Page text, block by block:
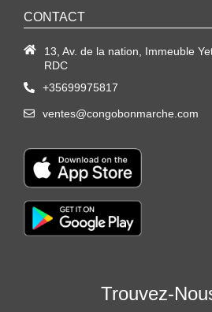
CONTACT
13, Av. de la nation, Immeuble
RDC
+35699975817
ventes@congobonmarche.com
Trouvez-